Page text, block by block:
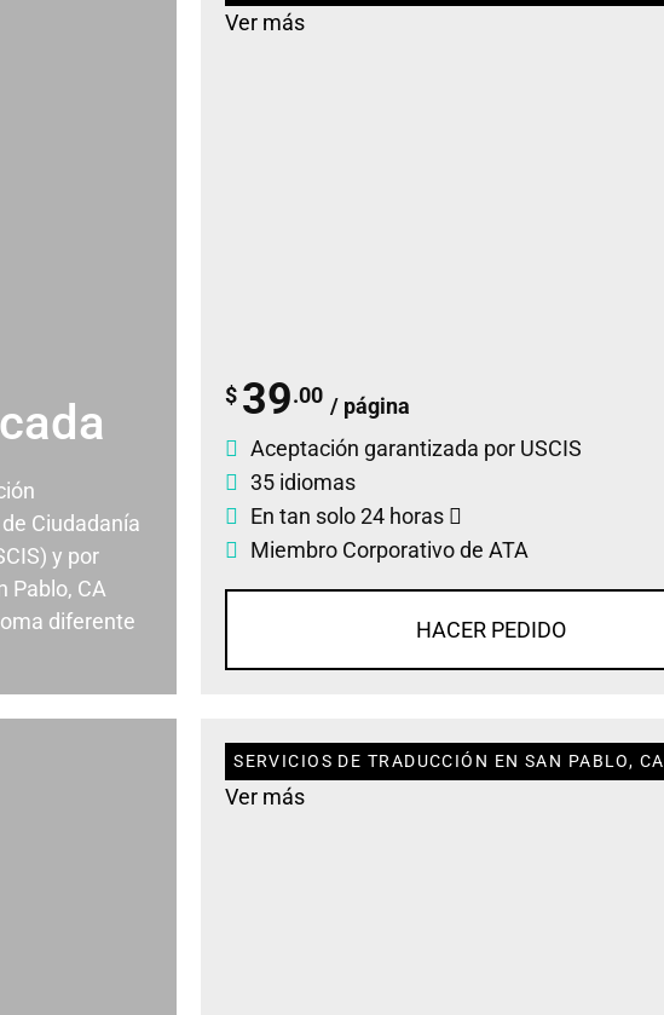
Ciudadanía
y por
Pablo, CA
diferente
Ver más
$ 39.00 / página
Aceptación garantizada por USCIS
35 idiomas
En tan solo 24 horas
Miembro Corporativo de ATA
HACER PEDIDO
SERVICIOS DE TRADUCCIÓN EN SAN PABLO, CA
Ver más